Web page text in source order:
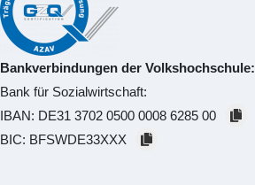
Bankverbindungen der Volkshochschule:
Bank für Sozialwirtschaft:
IBAN: DE31 3702 0500 0008 6285 00
BIC: BFSWDE33XXX